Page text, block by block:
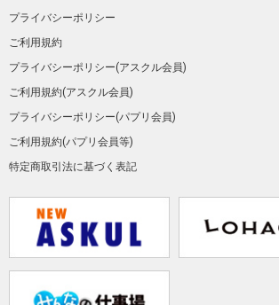
プライバシーポリシー
ご利用規約
プライバシーポリシー(アスクル会員)
ご利用規約(アスクル会員)
プライバシーポリシー(パプリ会員)
ご利用規約(パプリ会員等)
特定商取引法に基づく表記